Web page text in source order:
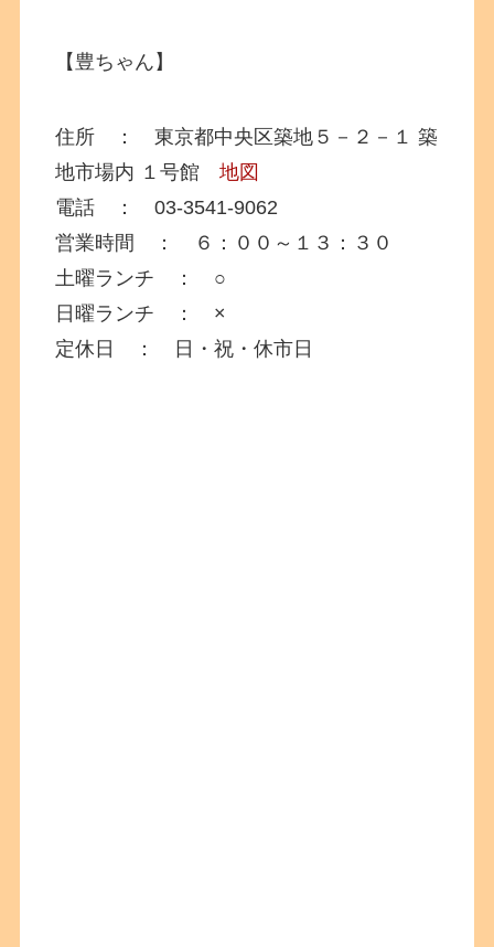
【豊ちゃん】
住所 ： 東京都中央区築地５－２－１ 築
地市場内 １号館地図
電話 ： 03-3541-9062
営業時間 ： ６：００～１３：３０
土曜ランチ ： ○
日曜ランチ ： ×
定休日 ： 日・祝・休市日